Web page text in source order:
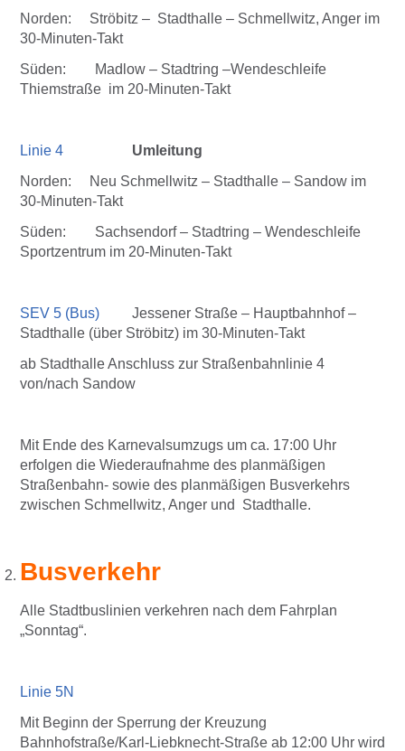
Norden: Ströbitz – Stadthalle – Schmellwitz, Anger im
30-Minuten-Takt
Süden: Madlow – Stadtring –Wendeschleife
Thiemstraße im 20-Minuten-Takt
Linie 4
Umleitung
Norden: Neu Schmellwitz – Stadthalle – Sandow im
30-Minuten-Takt
Süden: Sachsendorf – Stadtring – Wendeschleife
Sportzentrum im 20-Minuten-Takt
SEV 5 (Bus) Jessener Straße – Hauptbahnhof –
Stadthalle (über Ströbitz) im 30-Minuten-Takt
ab Stadthalle Anschluss zur Straßenbahnlinie 4
von/nach Sandow
Mit Ende des Karnevalsumzugs um ca. 17:00 Uhr
erfolgen die Wiederaufnahme des planmäßigen
Straßenbahn- sowie des planmäßigen Busverkehrs
zwischen Schmellwitz, Anger und Stadthalle.
Busverkehr
Alle Stadtbuslinien verkehren nach dem Fahrplan
„Sonntag“.
Linie 5N
Mit Beginn der Sperrung der Kreuzung
Bahnhofstraße/Karl-Liebknecht-Straße ab 12:00 Uhr wird